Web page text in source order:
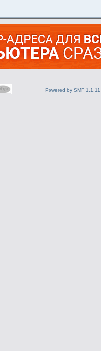
Powered by SMF 1.1.11